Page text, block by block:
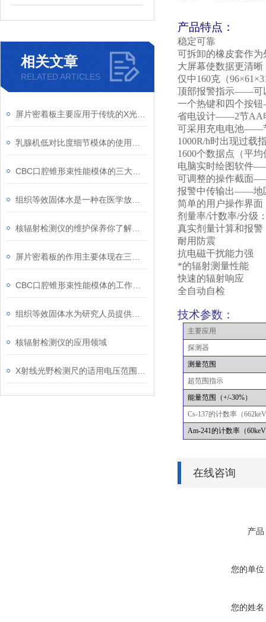
相关文章
RELATED ARTICLES
核辐射检测仪的应用领域
产品特点：
稳定可靠
可拆卸的橡皮套作为
大屏幕使数据更清晰
仅中160克（96×61 ×
顶部报警指示——可
一个热键和四个按
省电设计——2节AA
可采用充电电池——
1000R/h时出现过载
1600个数据点（平均
电脑实时绘图软件
可调整的操作截面
报警中传输出——地
简单的用户操作界面
剂量率/计数率/分级
真实剂量计算和报警
耐用防震
抗电磁干扰能力强
*的辐射测量性能
快速的辐射响应
全自动自检
技术参数：
主要应用
探测器
测量范围
超范围指示
能量范围（+/-30%）
Cs-137的计数率（
Am-241的计数率（60keV
在线咨询
产品
您的单位
您的姓名